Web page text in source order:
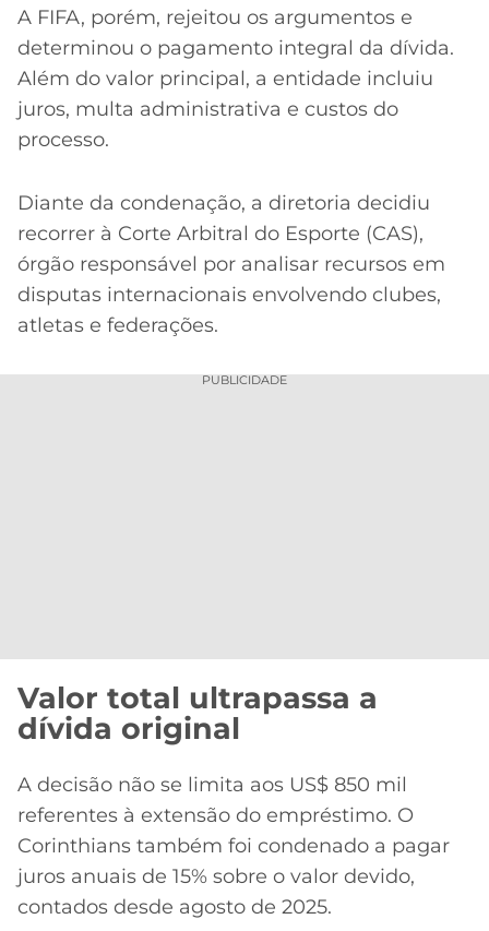
A FIFA, porém, rejeitou os argumentos e
determinou o pagamento integral da dívida.
Além do valor principal, a entidade incluiu
juros, multa administrativa e custos do
processo.
Diante da condenação, a diretoria decidiu
recorrer à Corte Arbitral do Esporte (CAS),
órgão responsável por analisar recursos em
disputas internacionais envolvendo clubes,
atletas e federações.
PUBLICIDADE
Valor total ultrapassa a
dívida original
A decisão não se limita aos US$ 850 mil
referentes à extensão do empréstimo. O
Corinthians também foi condenado a pagar
juros anuais de 15% sobre o valor devido,
contados desde agosto de 2025.